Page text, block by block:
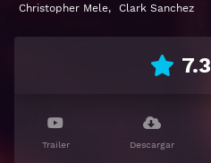
Christopher Mele, Clark Sanchez
7.3
Trailer Descargar